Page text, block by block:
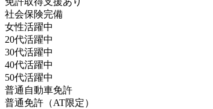
社会保険完備
女性活躍中
20代活躍中
30代活躍中
40代活躍中
50代活躍中
普通自動車免許
普通免許（AT限定）